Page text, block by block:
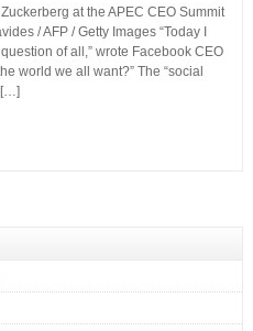
at the APEC CEO Summit
/ AFP / Getty Images “Today I
of all,” wrote Facebook CEO
world we all want?” The “social
[…]